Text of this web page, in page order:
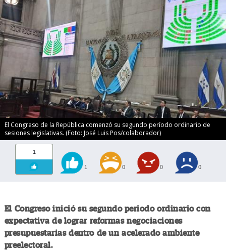
El Congreso de la República comenzó su segundo período ordinario de
sesiones legislativas. (Foto: José Luis Pos/colaborador)
1
1 0 0 0
El Congreso inició su segundo periodo ordinario con
expectativa de lograr reformas negociaciones
presupuestarias dentro de un acelerado ambiente
preelectoral.